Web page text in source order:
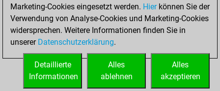
Türme auf der siebten
0
STARTSEITE
Marketing-Cookies eingesetzt werden. Hierkönnen Sie der
Verwendung von Analyse-Cookies und Marketing-Cookies
widersprechen. Weitere Informationen finden Sie in
unserer Datenschutzerklärung.
Alles
akzeptieren
Alles
ablehnen
Detaillierte
Informationen